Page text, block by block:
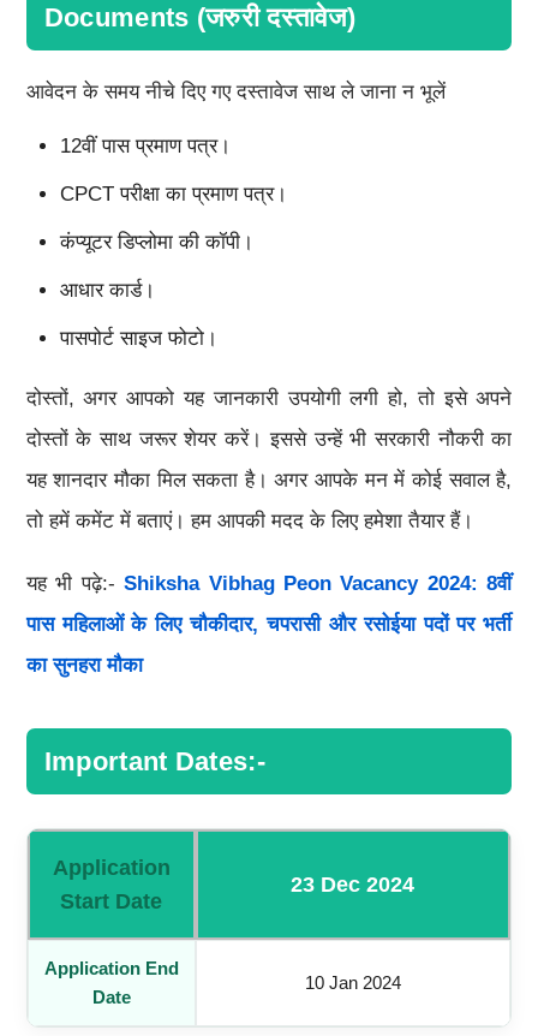
Documents (जरुरी दस्तावेज)
आवेदन के समय नीचे दिए गए दस्तावेज साथ ले जाना न भूलें
12वीं पास प्रमाण पत्र।
CPCT परीक्षा का प्रमाण पत्र।
कंप्यूटर डिप्लोमा की कॉपी।
आधार कार्ड।
पासपोर्ट साइज फोटो।
दोस्तों, अगर आपको यह जानकारी उपयोगी लगी हो, तो इसे अपने
दोस्तों के साथ जरूर शेयर करें। इससे उन्हें भी सरकारी नौकरी का
यह शानदार मौका मिल सकता है। अगर आपके मन में कोई सवाल है,
तो हमें कमेंट में बताएं। हम आपकी मदद के लिए हमेशा तैयार हैं।
यह भी पढ़े:-Shiksha Vibhag Peon Vacancy 2024: 8वीं
पास महिलाओं के लिए चौकीदार, चपरासी और रसोईया पदों पर भर्ती
का सुनहरा मौका
Important Dates:-
Application
Start Date
23 Dec 2024
Application End
Date
10 Jan 2024